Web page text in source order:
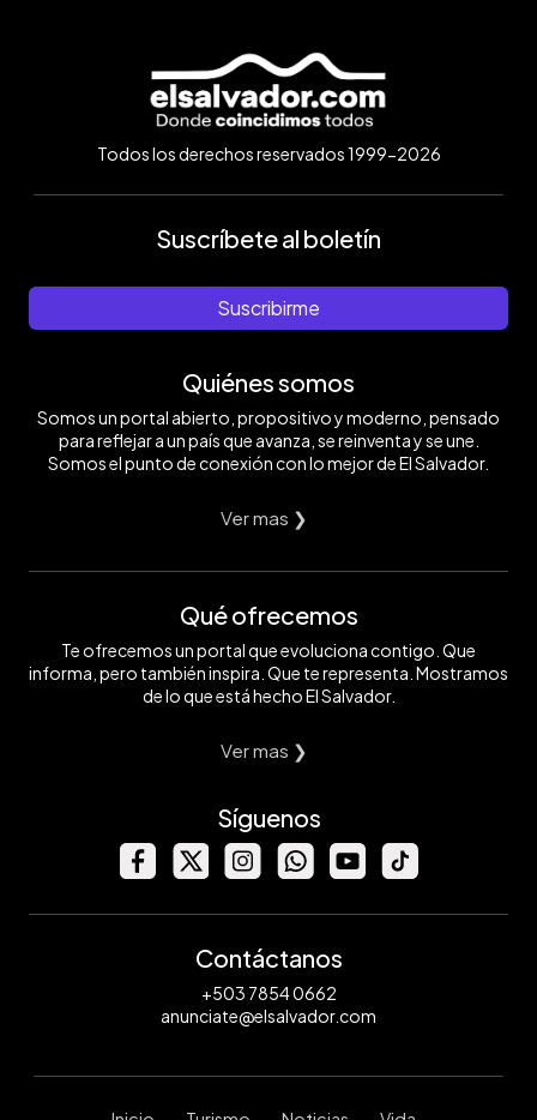
Todos los derechos reservados 1999-2026
Suscríbete al boletín
Suscribirme
Quiénes somos
Somos un portal abierto, propositivo y moderno, pensado
para reflejar a un país que avanza, se reinventa y se une.
Somos el punto de conexión con lo mejor de El Salvador.
Ver mas ❯
Qué ofrecemos
Te ofrecemos un portal que evoluciona contigo. Que
informa, pero también inspira. Que te representa. Mostramos
de lo que está hecho El Salvador.
Ver mas ❯
Síguenos
Contáctanos
+503 7854 0662
anunciate@elsalvador.com